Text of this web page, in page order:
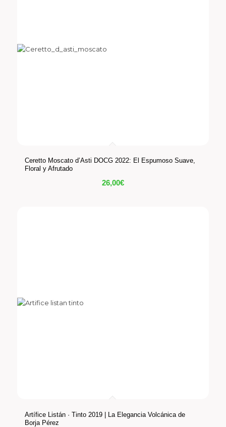
Ceretto Moscato d’Asti DOCG 2022: El Espumoso Suave,
Floral y Afrutado
26,00€
Artífice Listán · Tinto 2019 | La Elegancia Volcánica de
Borja Pérez